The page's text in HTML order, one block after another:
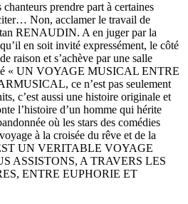
prendre part à certaines
Non, acclamer le travail de
RENAUDIN. A en juger par la
en soit invité expressément, le côté
raison et s’achève par une salle
« UN VOYAGE MUSICAL ENTRE
ce n’est pas seulement
c’est aussi une histoire originale et
l’histoire d’un homme qui hérite
où les stars des comédies
à la croisée du rêve et de la
UN VERITABLE VOYAGE
ASSISTONS, A TRAVERS LES
ENTRE EUPHORIE ET